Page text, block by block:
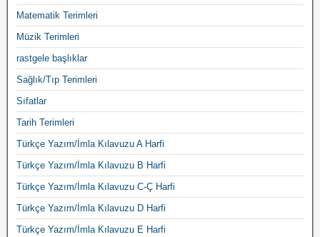
Matematik Terimleri
Müzik Terimleri
rastgele başlıklar
Sağlık/Tıp Terimleri
Sıfatlar
Tarih Terimleri
Türkçe Yazım/İmla Kılavuzu A Harfi
Türkçe Yazım/İmla Kılavuzu B Harfi
Türkçe Yazım/İmla Kılavuzu C-Ç Harfi
Türkçe Yazım/İmla Kılavuzu D Harfi
Türkçe Yazım/İmla Kılavuzu E Harfi